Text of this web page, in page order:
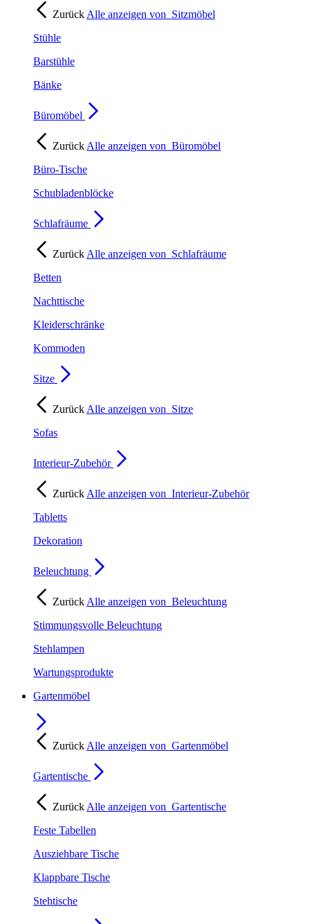
Zurück Alle anzeigen von Sitzmöbel
Stühle
Barstühle
Bänke
Büromöbel
Zurück Alle anzeigen von Büromöbel
Büro-Tische
Schubladenblöcke
Schlafräume
Zurück Alle anzeigen von Schlafräume
Betten
Nachttische
Kleiderschränke
Kommoden
Sitze
Zurück Alle anzeigen von Sitze
Sofas
Interieur-Zubehör
Zurück Alle anzeigen von Interieur-Zubehör
Tabletts
Dekoration
Beleuchtung
Zurück Alle anzeigen von Beleuchtung
Stimmungsvolle Beleuchtung
Stehlampen
Wartungsprodukte
Gartenmöbel
Zurück Alle anzeigen von Gartenmöbel
Gartentische
Zurück Alle anzeigen von Gartentische
Feste Tabellen
Ausziehbare Tische
Klappbare Tische
Stehtische